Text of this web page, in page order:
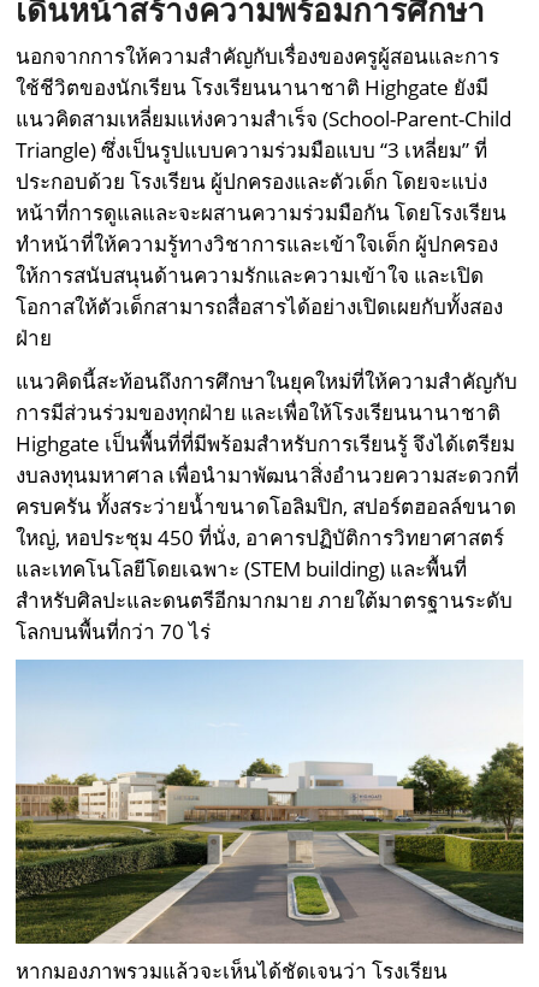
เดินหน้าสร้างความพร้อมการศึกษา
นอกจากการให้ความสำคัญกับเรื่องของครูผู้สอนและการ
ใช้ชีวิตของนักเรียน โรงเรียนนานาชาติ Highgate ยังมี
แนวคิดสามเหลี่ยมแห่งความสำเร็จ (School-Parent-Child
Triangle) ซึ่งเป็นรูปแบบความร่วมมือแบบ “3 เหลี่ยม” ที่
ประกอบด้วย โรงเรียน ผู้ปกครองและตัวเด็ก โดยจะแบ่ง
หน้าที่การดูแลและจะผสานความร่วมมือกัน โดยโรงเรียน
ทำหน้าที่ให้ความรู้ทางวิชาการและเข้าใจเด็ก ผู้ปกครอง
ให้การสนับสนุนด้านความรักและความเข้าใจ และเปิด
โอกาสให้ตัวเด็กสามารถสื่อสารได้อย่างเปิดเผยกับทั้งสอง
ฝ่าย
แนวคิดนี้สะท้อนถึงการศึกษาในยุคใหม่ที่ให้ความสำคัญกับ
การมีส่วนร่วมของทุกฝ่าย และเพื่อให้โรงเรียนนานาชาติ
Highgate เป็นพื้นที่ที่มีพร้อมสำหรับการเรียนรู้ จึงได้เตรียม
งบลงทุนมหาศาล เพื่อนำมาพัฒนาสิ่งอำนวยความสะดวกที่
ครบครัน ทั้งสระว่ายน้ำขนาดโอลิมปิก, สปอร์ตฮอลล์ขนาด
ใหญ่, หอประชุม 450 ที่นั่ง, อาคารปฏิบัติการวิทยาศาสตร์
และเทคโนโลยีโดยเฉพาะ (STEM building) และพื้นที่
สำหรับศิลปะและดนตรีอีกมากมาย ภายใต้มาตรฐานระดับ
โลกบนพื้นที่กว่า 70 ไร่
หากมองภาพรวมแล้วจะเห็นได้ชัดเจนว่า โรงเรียน